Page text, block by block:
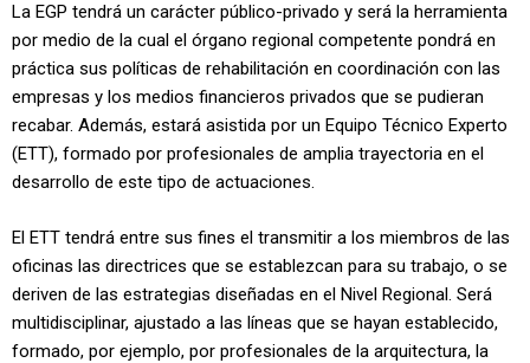
La EGP tendrá un carácter público-privado y será la herramienta
por medio de la cual el órgano regional competente pondrá en
práctica sus políticas de rehabilitación en coordinación con las
empresas y los medios financieros privados que se pudieran
recabar. Además, estará asistida por un Equipo Técnico Experto
(ETT), formado por profesionales de amplia trayectoria en el
desarrollo de este tipo de actuaciones.
El ETT tendrá entre sus fines el transmitir a los miembros de las
oficinas las directrices que se establezcan para su trabajo, o se
deriven de las estrategias diseñadas en el Nivel Regional. Será
multidisciplinar, ajustado a las líneas que se hayan establecido,
formado, por ejemplo, por profesionales de la arquitectura, la